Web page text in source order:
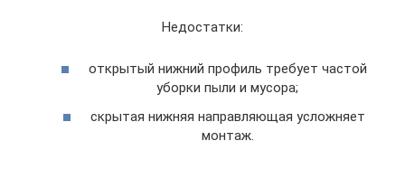
Недостатки:
открытый нижний профиль требует частой
уборки пыли и мусора;
скрытая нижняя направляющая усложняет
монтаж.